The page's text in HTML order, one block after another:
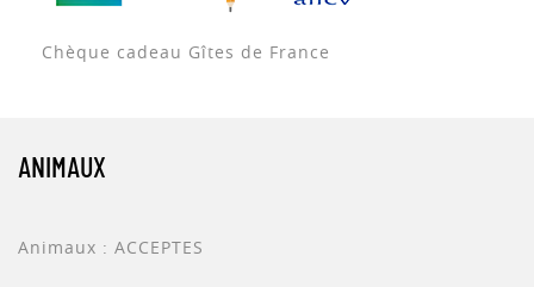
Chèque cadeau Gîtes de France
ANIMAUX
Animaux : ACCEPTES